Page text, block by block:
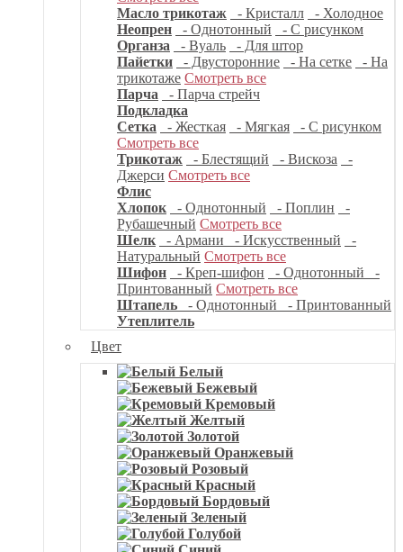
Масло трикотаж
- Кристалл
- Холодное
Неопрен
- Однотонный
- С рисунком
Органза
- Вуаль
- Для штор
Пайетки
- Двусторонние - На сетке
- На
трикотаже Смотреть все
Парча
- Парча стрейч
Подкладка
Сетка
- Жесткая - Мягкая
- С рисунком
Смотреть все
Трикотаж
- Блестящий - Вискоза
-
Джерси Смотреть все
Флис
Хлопок
- Однотонный - Поплин
-
Рубашечный Смотреть все
Шелк
- Армани - Искусственный
-
Натуральный Смотреть все
Шифон
- Креп-шифон - Однотонный
-
Принтованный Смотреть все
Штапель
- Однотонный
- Принтованный
Утеплитель
Цвет
Белый
Бежевый
Кремовый
Желтый
Золотой
Оранжевый
Розовый
Красный
Бордовый
Зеленый
Голубой